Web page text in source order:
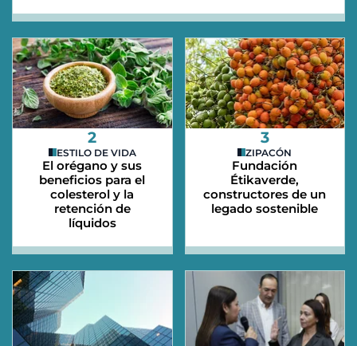
2
ESTILO DE VIDA
El orégano y sus
beneficios para el
colesterol y la
retención de
líquidos
3
ZIPACÓN
Fundación
Étikaverde,
constructores de un
legado sostenible